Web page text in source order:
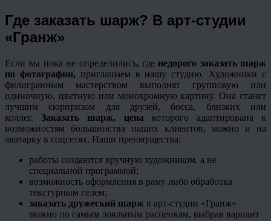
Где заказать шарж? В арт-студии
«Гранж»
Если вы пока не определились, гденедорого заказать шарж
по фотографии, приглашаем в нашу студию. Художники с
филигранным мастерством выполнят групповую или
одиночную, цветную или монохромную картину. Она станет
лучшим сюрпризом для друзей, босса, близких или
коллег. Заказать шарж, цена которого адаптирована к
возможностям большинства наших клиентов, можно и на
аватарку в соцсетях. Наши преимущества:
работы создаются вручную художником, а не
специальной программой;
возможность оформления в раму либо обработка
текстурным гелем;
заказать дружеский шарж в арт-студии «Гранж»
можно по самым лояльным расценкам, выбрав вариант